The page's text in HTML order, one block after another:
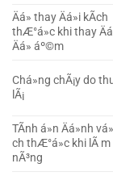
Äá» thay Äá»i kÃ­ch
thÆ°á»c khi thay
Äá» áº©m
Chá»ng chÃ¡y do
lÃ¡
TÃ­nh á»n Äá»nh
ch thÆ°á»c khi lÃ m
nÃ³ng